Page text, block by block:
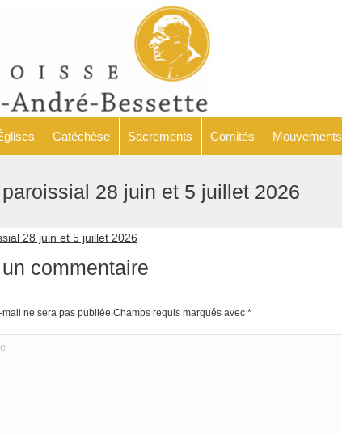
Catéchèse Sacrements Comités Mouvements
28 juin et 5 juillet 2026
28 juin et 5 juillet 2026
commentaire
mail ne sera pas publiée Champs requis marqués avec *
Catéchèse Sacrements